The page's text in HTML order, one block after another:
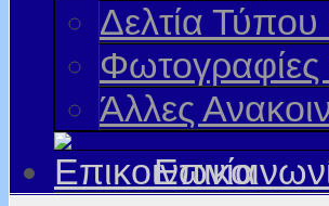
Δελτία
Φωτογραφίες
Άλλες